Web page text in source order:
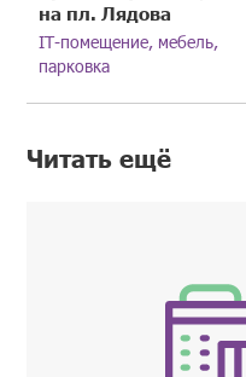
на пл. Лядова
IT-помещение, мебель,
парковка
Читать ещё